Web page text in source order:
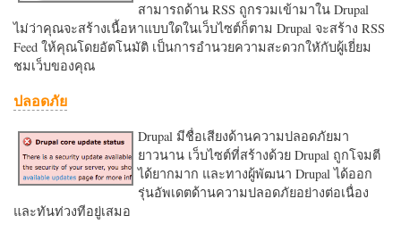
สามารถด้าน RSS ถูกรวมเข้ามาใน Drupal
ไม่ว่าคุณจะสร้างเนื้อหาแบบใดในเว็บไซต์ก็ตาม Drupal จะสร้าง RSS
Feed ให้คุณโดยอัตโนมัติ เป็นการอำนวยความสะดวกใหักับผู้เยี่ยม
ชมเว็บของคุณ
ปลอดภัย
Drupal มีชื่อเสียงด้านความปลอดภัยมา
ยาวนาน เว็บไซต์ที่สร้างด้วย Drupal ถูกโจมตี
ได้ยากมาก และทางผู้พัฒนา Drupal ได้ออก
รุ่นอัพเดตด้านความปลอดภัยอย่างต่อเนื่อง
และทันท่วงทีอยู่เสมอ